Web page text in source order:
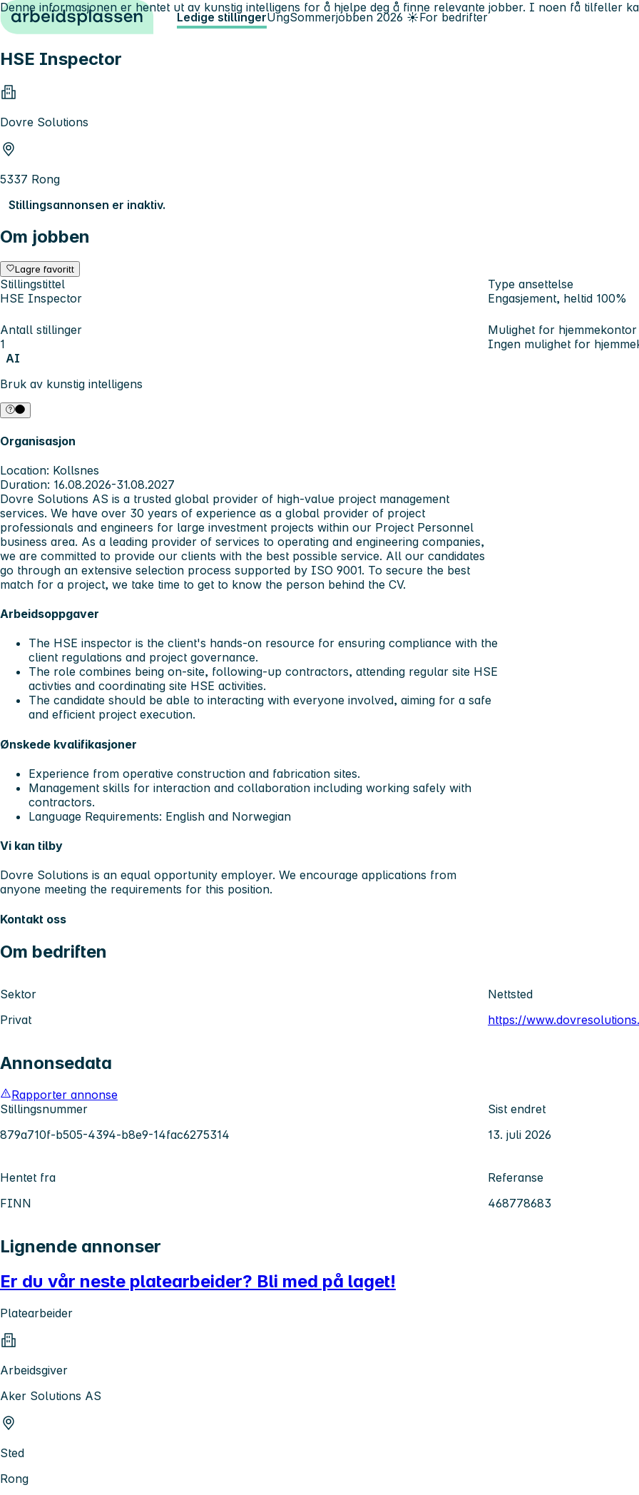
Hopp til innhold Ledige stillingerUngSommerjobben 2026 ☀️For bedrifter
HSE Inspector
Dovre Solutions
5337 Rong
Stillingsannonsen er inaktiv.
Om jobben
Lagre favoritt
Stillingstittel
HSE Inspector
Type ansettelse
Engasjement, heltid 100%
Antall stillinger
1
Mulighet for hjemmekontor
Ingen mulighet for
AI
Bruk av kunstig intelligens
Denne informasjonen er hentet ut av kunstig intelligens for å hjelpe deg å finne relevante jobber. I noen få tilfeller
Organisasjon
Location: Kollsnes
Duration: 16.08.2026-31.08.2027
Dovre Solutions AS is a trusted global provider of high-value project management
services. We have over 30 years of experience as a global provider of project
professionals and engineers for large investment projects within our Project Personnel
business area. As a leading provider of services to operating and engineering companies,
we are committed to provide our clients with the best possible service. All our candidates
go through an extensive selection process supported by ISO 9001. To secure the best
match for a project, we take time to get to know the person behind the CV.
Arbeidsoppgaver
The HSE inspector is the client's hands-on resource for ensuring compliance with the
client regulations and project governance.
The role combines being on-site, following-up contractors, attending regular site HSE
activties and coordinating site HSE activities.
The candidate should be able to interacting with everyone involved, aiming for a safe
and efficient project execution.
Ønskede kvalifikasjoner
Experience from operative construction and fabrication sites.
Management skills for interaction and collaboration including working safely with
contractors.
Language Requirements: English and Norwegian
Vi kan tilby
Dovre Solutions is an equal opportunity employer. We encourage applications from
anyone meeting the requirements for this position.
Kontakt oss
Om bedriften
Sektor
Privat
Nettsted
https://
Annonsedata
Rapporter annonse
Stillingsnummer
879a710f-b505-4394-b8e9-14fac6275314
Sist endret
13. juli 2026
Hentet fra
FINN
Referanse
468778683
Lignende annonser
Er du vår neste platearbeider? Bli med på laget!
Platearbeider
Arbeidsgiver
Aker Solutions AS
Sted
Rong